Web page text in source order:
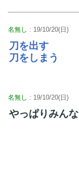
名無し : 19/10/20(日)
刀を出す
刀をしまう
名無し : 19/10/20(日)
やっぱりみん